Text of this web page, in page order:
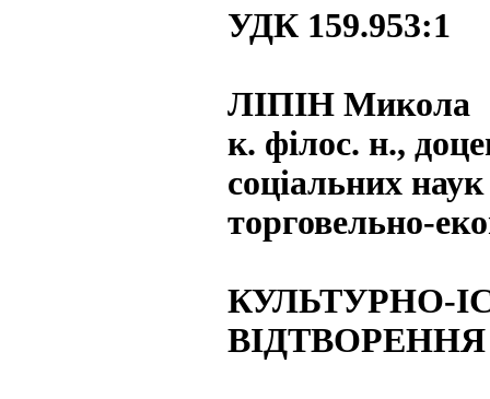
УДК 159.953:1
ЛІПІН Микола
к. філос. н.,
соціальних
торговельно-
КУЛЬТУРНО-